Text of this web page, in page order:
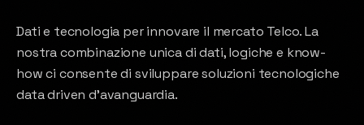
Dati e tecnologia per innovare il mercato Telco. La
nostra combinazione unica di dati, logiche e know-
how ci consente di sviluppare soluzioni tecnologiche
data driven d'avanguardia.